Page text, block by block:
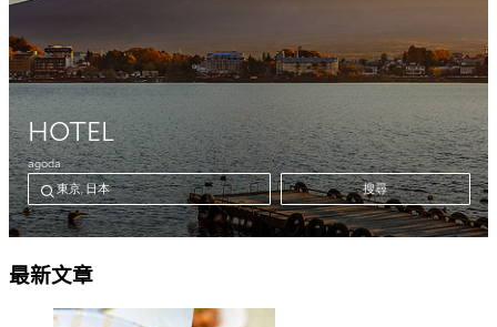
最新文章